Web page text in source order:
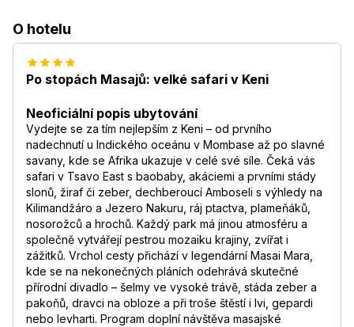
O hotelu
Po stopách Masajů: velké safari v Keni
Neoficiální popis ubytování
Vydejte se za tím nejlepším z Keni – od prvního
nadechnutí u Indického oceánu v Mombase až po slavné
savany, kde se Afrika ukazuje v celé své síle. Čeká vás
safari v Tsavo East s baobaby, akáciemi a prvními stády
slonů, žiraf či zeber, dechberoucí Amboseli s výhledy na
Kilimandžáro a Jezero Nakuru, ráj ptactva, plameňáků,
nosorožců a hrochů. Každý park má jinou atmosféru a
společně vytvářejí pestrou mozaiku krajiny, zvířat i
zážitků. Vrchol cesty přichází v legendární Masai Mara,
kde se na nekonečných pláních odehrává skutečné
přírodní divadlo – šelmy ve vysoké trávě, stáda zeber a
pakoňů, dravci na obloze a při troše štěstí i lvi, gepardi
nebo levharti. Program doplní návštěva masajské